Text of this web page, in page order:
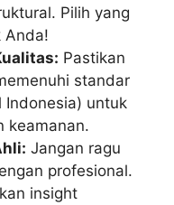
Pilih yang
Anda!
Pastikan
standar
Indonesia) untuk
keamanan.
Jangan ragu
profesional.
insight